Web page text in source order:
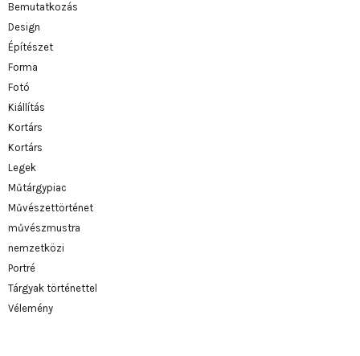
Bemutatkozás
Design
Építészet
Forma
Fotó
Kiállítás
Kortárs
Kortárs
Legek
Műtárgypiac
Művészettörténet
művészmustra
nemzetközi
Portré
Tárgyak történettel
Vélemény